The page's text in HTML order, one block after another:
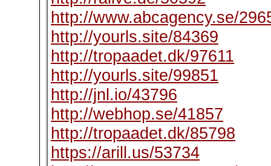
http://www.abcagency.se/
http://yourls.site/84369
http://tropaadet.dk/97611
http://yourls.site/99851
http://jnl.io/43796
http://webhop.se/41857
http://tropaadet.dk/85798
https://arill.us/53734